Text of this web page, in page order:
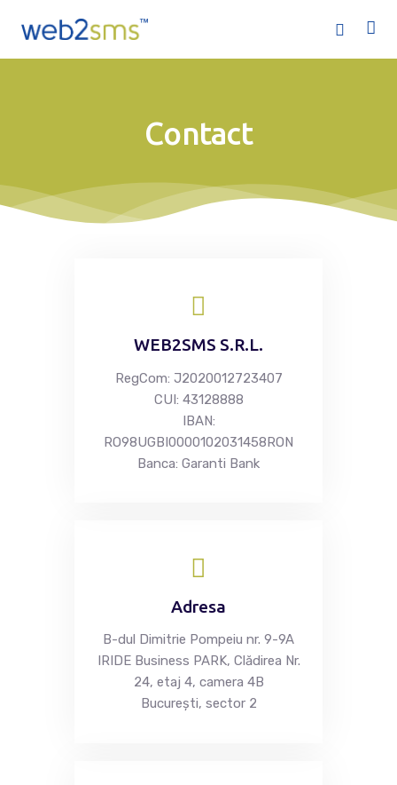
Contact
Acasă
Companie
Înregistrare
Autentificare
WEB2SMS S.R.L.
RegCom: J2020012723407
CUI: 43128888
IBAN:
RO98UGBI0000102031458RON
Banca: Garanti Bank
Adresa
B-dul Dimitrie Pompeiu nr. 9-9A
IRIDE Business PARK, Clădirea Nr.
24, etaj 4, camera 4B
Bucureşti, sector 2